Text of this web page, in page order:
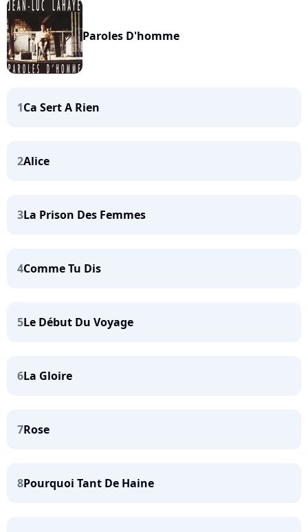
Paroles D'homme
1Ca Sert A Rien
2Alice
3La Prison Des Femmes
4Comme Tu Dis
5Le Début Du Voyage
6La Gloire
7Rose
8Pourquoi Tant De Haine